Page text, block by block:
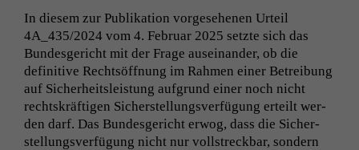
In diesem zur Pub­lika­tion vorge­se­henen Urteil
4A_435/2024 vom 4. Feb­ru­ar 2025 set­zte sich das
Bun­des­gericht mit der Frage auseinan­der, ob die
defin­i­tive Recht­söff­nung im Rah­men ein­er Betrei­bung
auf Sicher­heit­sleis­tung auf­grund ein­er noch nicht
recht­skräfti­gen Sich­er­stel­lungsver­fü­gung erteilt wer­
den darf. Das Bun­des­gericht erwog, dass die Sich­er­
stel­lungsver­fü­gung nicht nur voll­streck­bar, son­dern